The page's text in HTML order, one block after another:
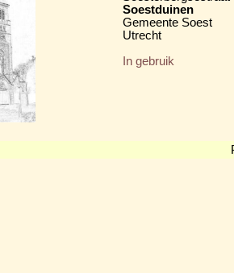
Soestduinen
Gemeente Soest
Utrecht
In gebruik